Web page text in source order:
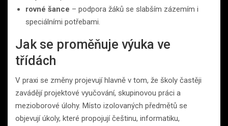
rovné šance – podpora žáků se slabším zázemím i
speciálními potřebami.
Jak se proměňuje výuka ve
třídách
V praxi se změny projevují hlavně v tom, že školy častěji
zavádějí projektové vyučování, skupinovou práci a
mezioborové úlohy. Místo izolovaných předmětů se
objevují úkoly, které propojují češtinu, informatiku,